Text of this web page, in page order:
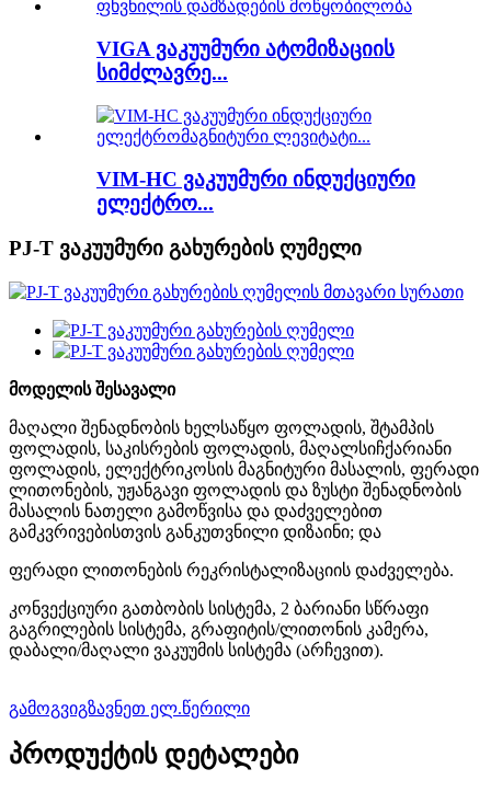
VIGA ვაკუუმური ატომიზაციის
სიმძლავრე...
VIM-HC ვაკუუმური ინდუქციური
ელექტრო...
PJ-T ვაკუუმური გახურების ღუმელი
მოდელის შესავალი
მაღალი შენადნობის ხელსაწყო ფოლადის, შტამპის
ფოლადის, საკისრების ფოლადის, მაღალსიჩქარიანი
ფოლადის, ელექტრიკოსის მაგნიტური მასალის, ფერადი
ლითონების, უჟანგავი ფოლადის და ზუსტი შენადნობის
მასალის ნათელი გამოწვისა და დაძველებით
გამკვრივებისთვის განკუთვნილი დიზაინი; და
ფერადი ლითონების რეკრისტალიზაციის დაძველება.
კონვექციური გათბობის სისტემა, 2 ბარიანი სწრაფი
გაგრილების სისტემა, გრაფიტის/ლითონის კამერა,
დაბალი/მაღალი ვაკუუმის სისტემა (არჩევით).
გამოგვიგზავნეთ ელ.წერილი
პროდუქტის დეტალები